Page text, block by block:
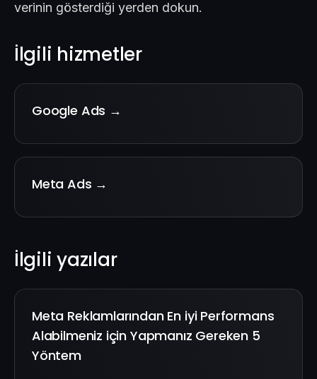
verinin gösterdiği yerden dokun.
İlgili hizmetler
Google Ads →
Meta Ads →
İlgili yazılar
Meta Reklamlarından En iyi Performans
Alabilmeniz için Yapmanız Gereken 5
Yöntem